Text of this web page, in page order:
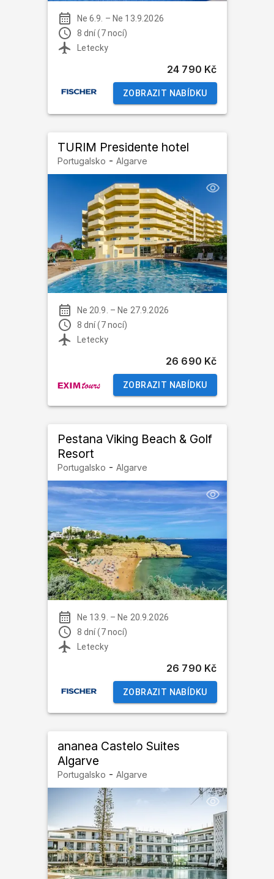
Ne 6.9. – Ne 13.9.2026
8 dní (7 nocí)
Letecky
24 790 Kč
ZOBRAZIT NABÍDKU
TURIM Presidente hotel
Portugalsko - Algarve
Ne 20.9. – Ne 27.9.2026
8 dní (7 nocí)
Letecky
26 690 Kč
ZOBRAZIT NABÍDKU
Pestana Viking Beach & Golf
Resort
Portugalsko - Algarve
Ne 13.9. – Ne 20.9.2026
8 dní (7 nocí)
Letecky
26 790 Kč
ZOBRAZIT NABÍDKU
ananea Castelo Suites
Algarve
Portugalsko - Algarve